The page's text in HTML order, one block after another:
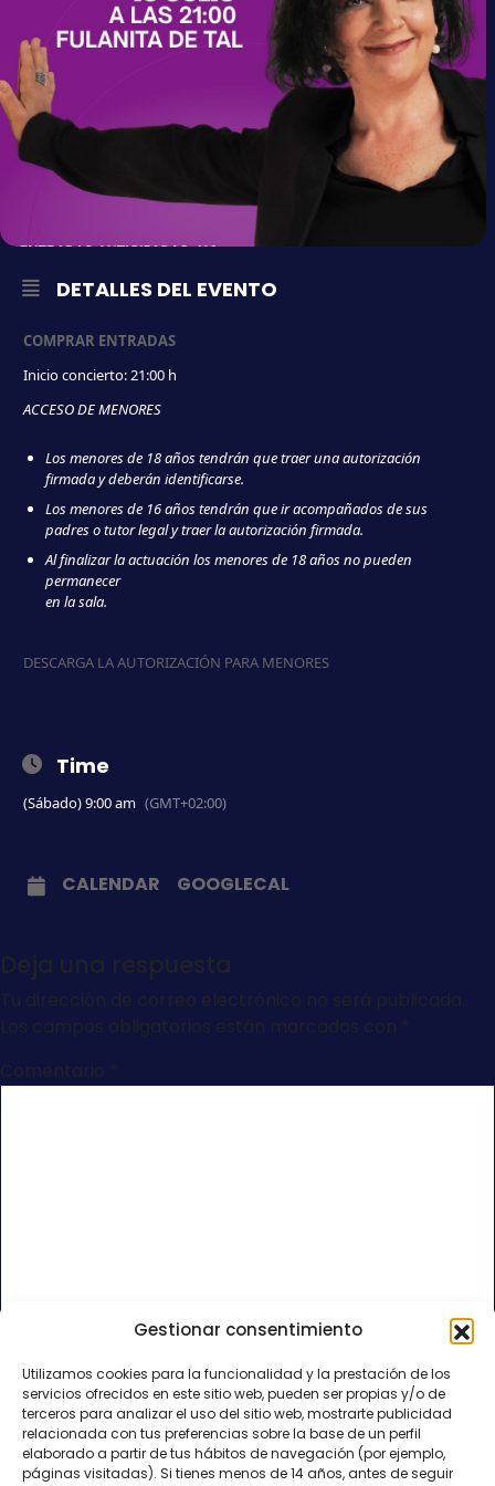
Gestionar consentimiento
Utilizamos cookies para la funcionalidad y la prestación de los
servicios ofrecidos en este sitio web, pueden ser propias y/o de
terceros para analizar el uso del sitio web, mostrarte publicidad
relacionada con tus preferencias sobre la base de un perfil
elaborado a partir de tus hábitos de navegación (por ejemplo,
páginas visitadas). Si tienes menos de 14 años, antes de seguir
DETALLES DEL EVENTO
COMPRAR ENTRADAS
Inicio concierto: 21:00 h
ACCESO DE MENORES
Los menores de 18 años tendrán que traer una autorización
firmada y deberán identificarse.
Los menores de 16 años tendrán que ir acompañados de sus
padres o tutor legal y traer la autorización firmada.
Al finalizar la actuación los menores de 18 años no pueden
permanecer
en la sala.
DESCARGA LA AUTORIZACIÓN PARA MENORES
Time
(Sábado) 9:00 am (GMT+02:00)
CALENDAR GOOGLECAL
Correo electrónico*
Web